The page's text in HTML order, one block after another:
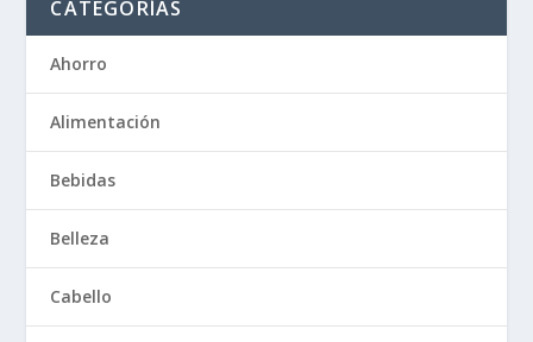
CATEGORÍAS
Ahorro
Alimentación
Bebidas
Belleza
Cabello